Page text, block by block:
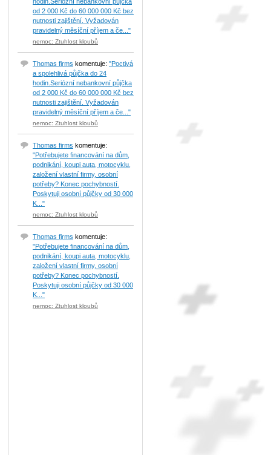
od 2 000 Kč do 60 000 000 Kč bez
nutnosti zajištění. Vyžadován
pravidelný měsíční příjem a če..."
nemoc: Ztuhlost kloubů
Thomas firms komentuje: "Poctivá
a spolehlivá půjčka do 24
hodin.Seriózní nebankovní půjčka
od 2 000 Kč do 60 000 000 Kč bez
nutnosti zajištění. Vyžadován
pravidelný měsíční příjem a če..."
nemoc: Ztuhlost kloubů
Thomas firms komentuje:
"Potřebujete financování na dům,
podnikání, koupi auta, motocyklu,
založení vlastní firmy, osobní
potřeby? Konec pochybností.
Poskytuji osobní půjčky od 30 000
K..."
nemoc: Ztuhlost kloubů
Thomas firms komentuje:
"Potřebujete financování na dům,
podnikání, koupi auta, motocyklu,
založení vlastní firmy, osobní
potřeby? Konec pochybností.
Poskytuji osobní půjčky od 30 000
K..."
nemoc: Ztuhlost kloubů